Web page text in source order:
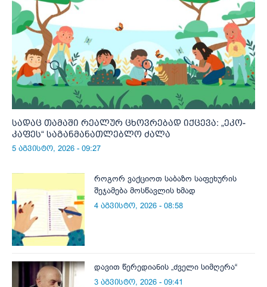
სადაც თამაში რეალურ ცხოვრებად იქცევა: „ეკო-
კაფეს“ საგანმანათლებლო ძალა
5 აგვისტო, 2026 - 09:27
როგორ ვაქციოთ საბაზო საფეხურის
შეჯამება მოსწავლის ხმად
4 აგვისტო, 2026 - 08:58
დავით წერედიანის „ძველი სიმღერა“
3 აგვისტო, 2026 - 09:41